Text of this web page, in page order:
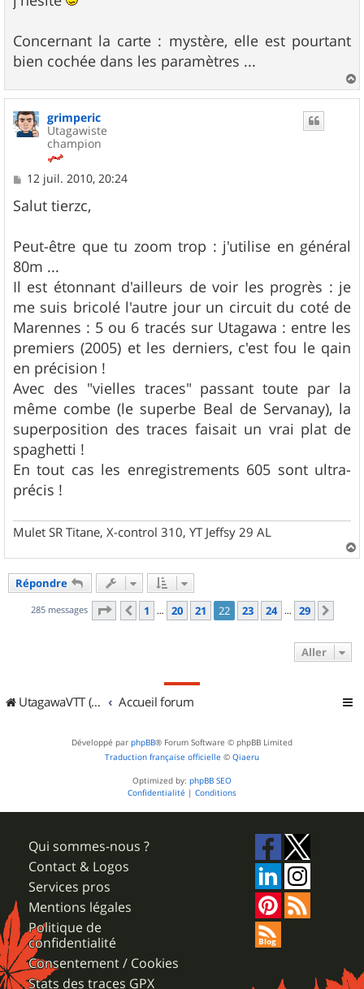
Concernant la carte : mystère, elle est pourtant
bien cochée dans les paramètres ...
a
grimperic
Utagawiste
champion
M
s
s
g
e
12 juil. 2010, 20:24
Salut tierzc,
Peut-être que tu zoom trop : j'utilise en général
80m ...
Il est étonnant d'ailleurs de voir les progrès : je
me suis bricolé l'autre jour un circuit du coté de
Marennes : 5 ou 6 tracés sur Utagawa : entre les
premiers (2005) et les derniers, c'est fou le qain
en précision !
Avec des "vielles traces" passant toute par la
même combe (le superbe Beal de Servanay), la
superposition des traces faisait un vrai plat de
spaghetti !
En tout cas les enregistrements 605 sont ultra-
précis !
Mulet SR Titane, X-control 310, YT Jeffsy 29 AL
a
Répondre
285 messages Page 22 sur29
Précédent
1 … 20 21 22 23 24 … 29
Aller
UtagawaVTT (Randos VTT et VTTAE avec traces GPS) Accueil forum
Développé par phpBB® Forum Software © phpBB Limited
Traduction française officielle © Qiaeru
Optimized by: phpBB SEO
Confidentialité | Conditions
Qui sommes-nous ?
Contact & Logos
Services pros
Mentions légales
Politique de
confidentialité
Consentement / Cookies
Stats des traces GPX